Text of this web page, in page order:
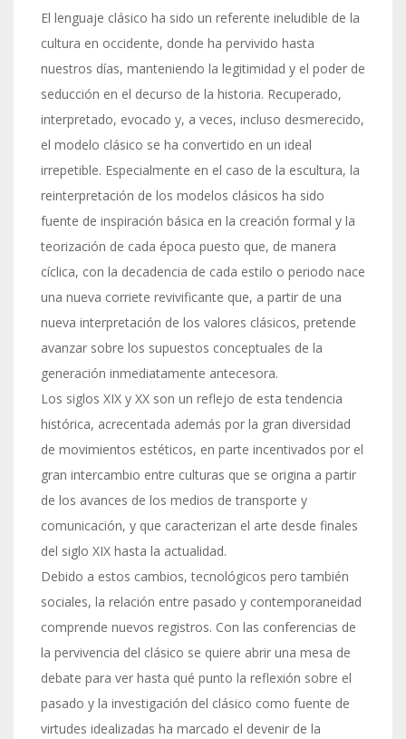
El lenguaje clásico ha sido un referente ineludible de la
cultura en occidente, donde ha pervivido hasta
nuestros días, manteniendo la legitimidad y el poder de
seducción en el decurso de la historia. Recuperado,
interpretado, evocado y, a veces, incluso desmerecido,
el modelo clásico se ha convertido en un ideal
irrepetible. Especialmente en el caso de la escultura, la
reinterpretación de los modelos clásicos ha sido
fuente de inspiración básica en la creación formal y la
teorización de cada época puesto que, de manera
cíclica, con la decadencia de cada estilo o periodo nace
una nueva corriete revivificante que, a partir de una
nueva interpretación de los valores clásicos, pretende
avanzar sobre los supuestos conceptuales de la
generación inmediatamente antecesora.
Los siglos XIX y XX son un reflejo de esta tendencia
histórica, acrecentada además por la gran diversidad
de movimientos estéticos, en parte incentivados por el
gran intercambio entre culturas que se origina a partir
de los avances de los medios de transporte y
comunicación, y que caracterizan el arte desde finales
del siglo XIX hasta la actualidad.
Debido a estos cambios, tecnológicos pero también
sociales, la relación entre pasado y contemporaneidad
comprende nuevos registros. Con las conferencias de
la pervivencia del clásico se quiere abrir una mesa de
debate para ver hasta qué punto la reflexión sobre el
pasado y la investigación del clásico como fuente de
virtudes idealizadas ha marcado el devenir de la